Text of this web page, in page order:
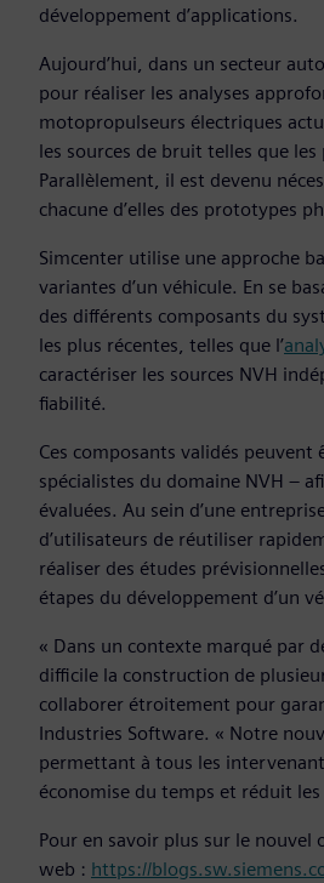
développement d’applications.
Aujourd’hui, dans un secteur
pour réaliser les analyses
motopropulseurs électriques
les sources de bruit telles que
Parallèlement, il est devenu
chacune d’elles des prototypes
Simcenter utilise une approche
variantes d’un véhicule. En se
des différents composants du
les plus récentes, telles que l’
caractériser les sources NVH
fiabilité.
Ces composants validés
spécialistes du domaine NVH –
évaluées. Au sein d’une
d’utilisateurs de réutiliser
réaliser des études
étapes du développement d’un
« Dans un contexte marqué par
difficile la construction de
collaborer étroitement pour
Industries Software. « Notre
permettant à tous les
économise du temps et réduit
Pour en savoir plus sur le
web : https://